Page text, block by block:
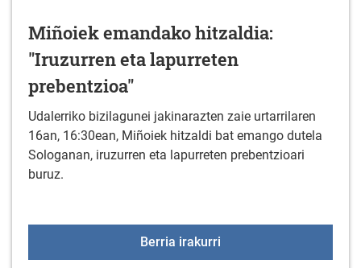
Miñoiek emandako hitzaldia:
"Iruzurren eta lapurreten
prebentzioa"
Udalerriko bizilagunei jakinarazten zaie urtarrilaren
16an, 16:30ean, Miñoiek hitzaldi bat emango dutela
Sologanan, iruzurren eta lapurreten prebentzioari
buruz.
Berria irakurri